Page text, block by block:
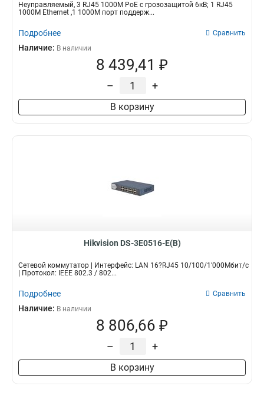
Неуправляемый, 3 RJ45 1000M PoE с грозозащитой 6кВ; 1 RJ45
1000M Ethernet ,1 1000M порт поддерж...
Подробнее Сравнить
Наличие: В наличии
8 439,41 ₽
– +
В корзину
Hikvision DS-3E0516-E(B)
Сетевой коммутатор | Интерфейс: LAN 16?RJ45 10/100/1'000Мбит/с
| Протокол: IEEE 802.3 / 802...
Подробнее Сравнить
Наличие: В наличии
8 806,66 ₽
– +
В корзину